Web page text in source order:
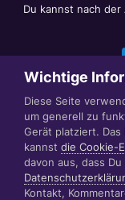
Du kannst nach
© 1999 - 2022
Wichtige
Diese Seite
um generell zu
Gerät platziert.
kannst die Cookie-
davon aus, dass
Kontakt,